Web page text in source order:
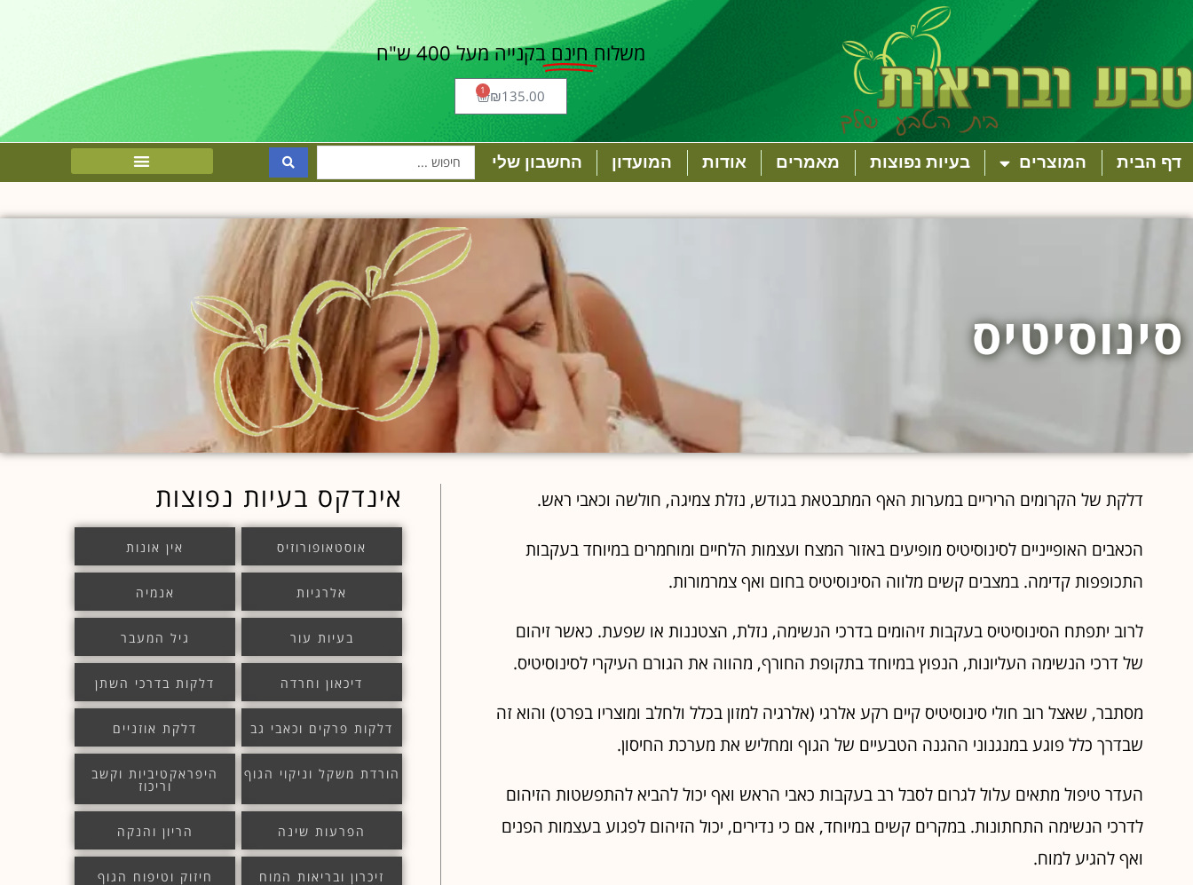
משלוח חינם בקנייה מעל 400 ש"ח
₪135.00
1
דף הבית המוצרים בעיות נפוצות מאמרים אודות המועדון החשבון שלי
סינוסיטיס
דלקת של הקרומים הריריים במערות האף המתבטאת בגודש, נזלת צמיגה, חולשה וכאבי ראש.
הכאבים האופייניים לסינוסיטיס מופיעים באזור המצח ועצמות הלחיים ומוחמרים במיוחד בעקבות
התכופפות קדימה. במצבים קשים מלווה הסינוסיטיס בחום ואף צמרמורות.
לרוב יתפתח הסינוסיטיס בעקבות זיהומים בדרכי הנשימה, נזלת, הצטננות או שפעת. כאשר זיהום
של דרכי הנשימה העליונות, הנפוץ במיוחד בתקופת החורף, מהווה את הגורם העיקרי לסינוסיטיס.
מסתבר, שאצל רוב חולי סינוסיטיס קיים רקע אלרגי (אלרגיה למזון בכלל ולחלב ומוצריו בפרט) והוא זה
שבדרך כלל פוגע במנגנוני ההגנה הטבעיים של הגוף ומחליש את מערכת החיסון.
העדר טיפול מתאים עלול לגרום לסבל רב בעקבות כאבי הראש ואף יכול להביא להתפשטות הזיהום
לדרכי הנשימה התחתונות. במקרים קשים במיוחד, אם כי נדירים, יכול הזיהום לפגוע בעצמות הפנים
ואף להגיע למוח.
אינדקס בעיות נפוצות
אוסטאופורוזיס אין אונות
אלרגיות אנמיה
בעיות עור גיל המעבר
דיכאון וחרדה דלקות בדרכי השתן
דלקות פרקים וכאבי גב דלקת אוזניים
הורדת משקל וניקוי הגוף היפראקטיביות וקשב
וריכוז
הפרעות שינה הריון והנקה
זיכרון ובריאות המוח חיזוק וטיפוח הגוף